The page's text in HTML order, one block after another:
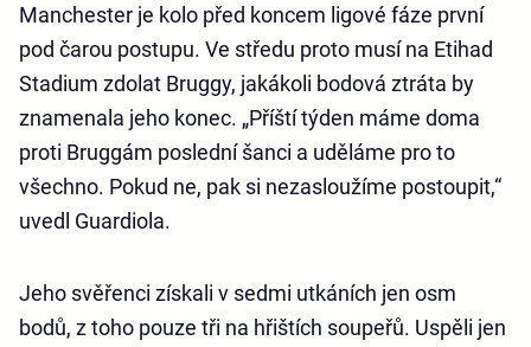
Manchester je kolo před koncem ligové fáze první
pod čarou postupu. Ve středu proto musí na Etihad
Stadium zdolat Bruggy, jakákoli bodová ztráta by
znamenala jeho konec. „Příští týden máme doma
proti Bruggám poslední šanci a uděláme pro to
všechno. Pokud ne, pak si nezasloužíme postoupit,“
uvedl Guardiola.
Jeho svěřenci získali v sedmi utkáních jen osm
bodů, z toho pouze tři na hřištích soupeřů. Uspěli jen